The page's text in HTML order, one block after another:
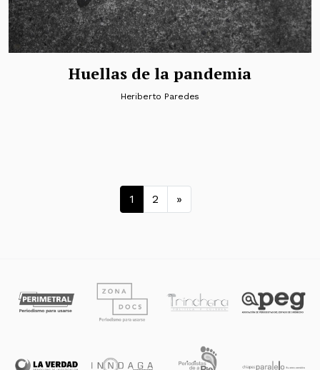
Huellas de la pandemia
Heriberto Paredes
Navegación de
1 2 »